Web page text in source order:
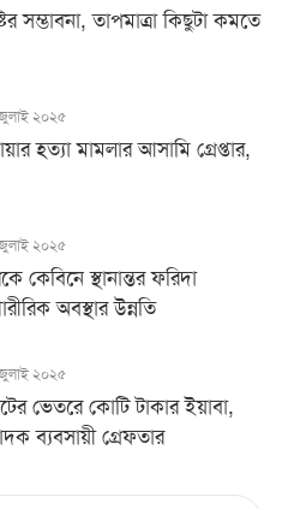
সম্ভাবনা, তাপমাত্রা কিছুটা কমতে
২০২৫
হত্যা মামলার আসামি গ্রেপ্তার,
২০২৫
কেবিনে স্থানান্তর ফরিদা
অবস্থার উন্নতি
২০২৫
ভেতরে কোটি টাকার ইয়াবা,
ব্যবসায়ী গ্রেফতার